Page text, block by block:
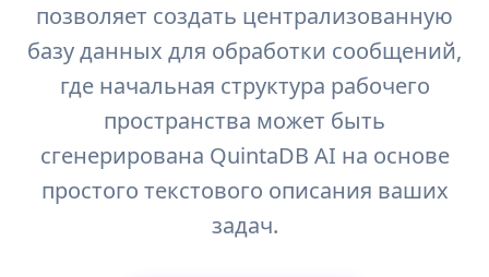
позволяет создать централизованную
базу данных для обработки сообщений,
где начальная структура рабочего
пространства может быть
сгенерирована QuintaDB AI на основе
простого текстового описания ваших
задач.